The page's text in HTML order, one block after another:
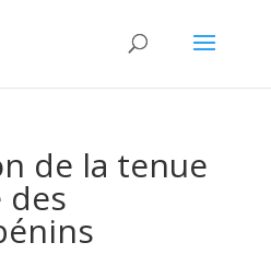
de la tenue